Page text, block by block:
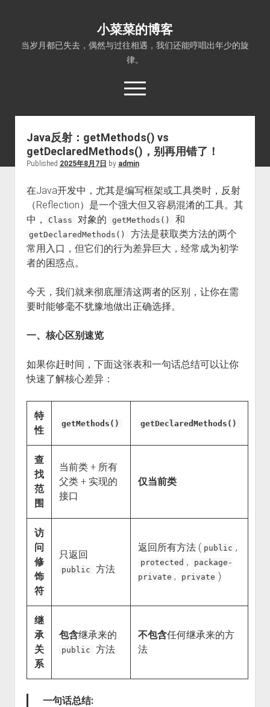
小菜菜的博客
当岁月都已失去，偶然与过往相遇，我们还能哼唱出年少的旋
律。
open
menu
Java反射：getMethods() vs
getDeclaredMethods()，别再用错了！
Published 2025年8月7日 by admin
在Java开发中，尤其是编写框架或工具类时，反射
（Reflection）是一个强大但又容易混淆的工具。其
中，
Class 对象的 getMethods() 和
getDeclaredMethods()
方法是获取类方法的两个
常用入口，但它们的行为差异巨大，经常成为初学
者的困惑点。
今天，我们就来彻底厘清这两者的区别，让你在需
要时能够毫不犹豫地做出正确选择。
一、核心区别速览
如果你赶时间，下面这张表和一句话总结可以让你
快速了解核心差异：
特
性
getMethods() getDeclaredMethods()
查
找
范
围
当前类 + 所有
父类 + 实现的
接口
仅当前类
访
问
修
饰
符
只返回
public 方法
返回所有方法 ( public ,
protected ,
package-
private , private )
继
承
关
系
包含继承来的
public 方法
不包含任何继承来的方
法
一句话总结: